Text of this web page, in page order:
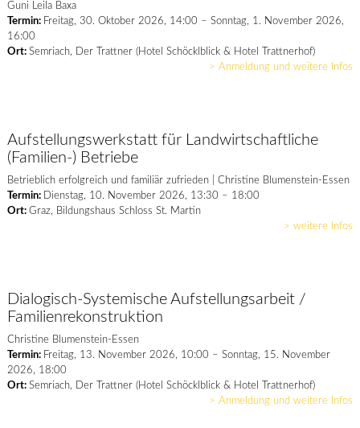
Guni Leila Baxa
Termin: Freitag, 30. Oktober 2026, 14:00 – Sonntag, 1. November 2026,
16:00
Ort: Semriach, Der Trattner (Hotel Schöcklblick & Hotel Trattnerhof)
> Anmeldung und weitere Infos
Aufstellungswerkstatt für Landwirtschaftliche
(Familien-) Betriebe
Betrieblich erfolgreich und familiär zufrieden | Christine Blumenstein-Essen
Termin: Dienstag, 10. November 2026, 13:30 – 18:00
Ort: Graz, Bildungshaus Schloss St. Martin
> weitere Infos
Dialogisch-Systemische Aufstellungsarbeit /
Familienrekonstruktion
Christine Blumenstein-Essen
Termin: Freitag, 13. November 2026, 10:00 – Sonntag, 15. November
2026, 18:00
Ort: Semriach, Der Trattner (Hotel Schöcklblick & Hotel Trattnerhof)
> Anmeldung und weitere Infos